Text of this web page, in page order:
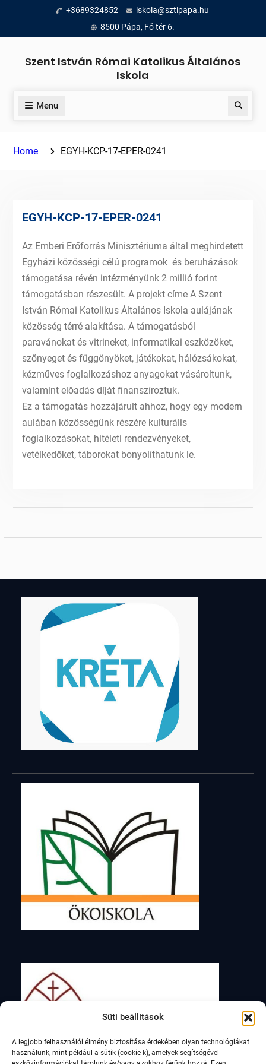
Süti beállítások
A legjobb felhasználói élmény biztosítása érdekében olyan technológiákat
használunk, mint például a sütik (cookie-k), amelyek segítségével
content
+3689324852
iskola@sztipapa.hu
8500 Pápa, Fő tér 6.
Szent István Római Katolikus Általános
Iskola
Menu Search
Home EGYH-KCP-17-EPER-0241
EGYH-KCP-17-EPER-0241
Az Emberi Erőforrás Minisztériuma által meghirdetett
Egyházi közösségi célú programok és beruházások
támogatása révén intézményünk 2 millió forint
támogatásban részesült. A projekt címe A Szent
István Római Katolikus Általános Iskola aulájának
közösség térré alakítása. A támogatásból
paravánokat és vitrineket, informatikai eszközöket,
szőnyeget és függönyöket, játékokat, hálózsákokat,
kézműves foglalkozáshoz anyagokat vásároltunk,
valamint előadás díját finanszíroztuk.
Ez a támogatás hozzájárult ahhoz, hogy egy modern
aulában közösségünk részére kulturális
foglalkozásokat, hitéleti rendezvényeket,
vetélkedőket, táborokat bonyolíthatunk le.